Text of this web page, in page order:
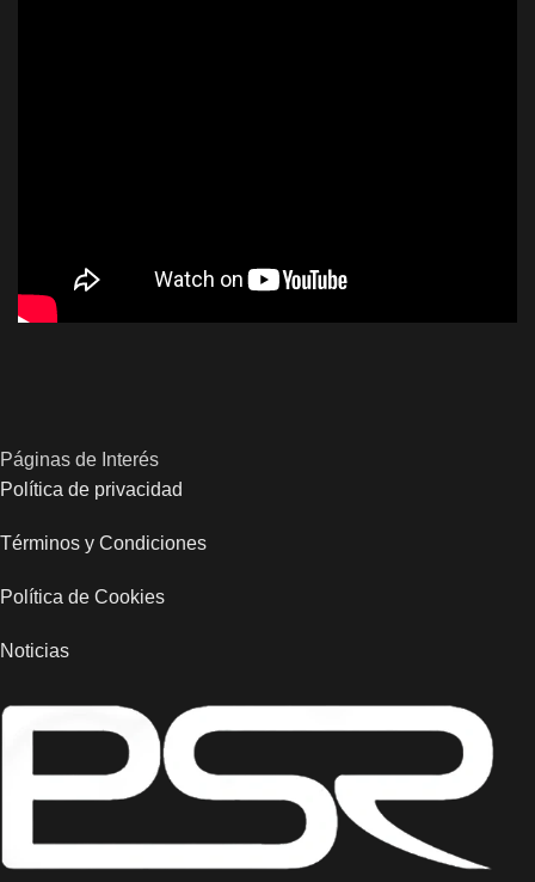
Páginas de Interés
Política de privacidad
Términos y Condiciones
Política de Cookies
Noticias